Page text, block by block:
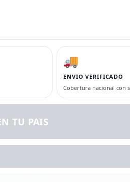
🚚
ENVIO VERIFICADO
Cobertura nacional con
TU PAIS